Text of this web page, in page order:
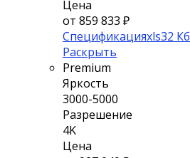
Цена
от 859 833 ₽
Спецификацияxls32 Кб
Раскрыть
Premium
Яркость
3000-5000
Разрешение
4K
Цена